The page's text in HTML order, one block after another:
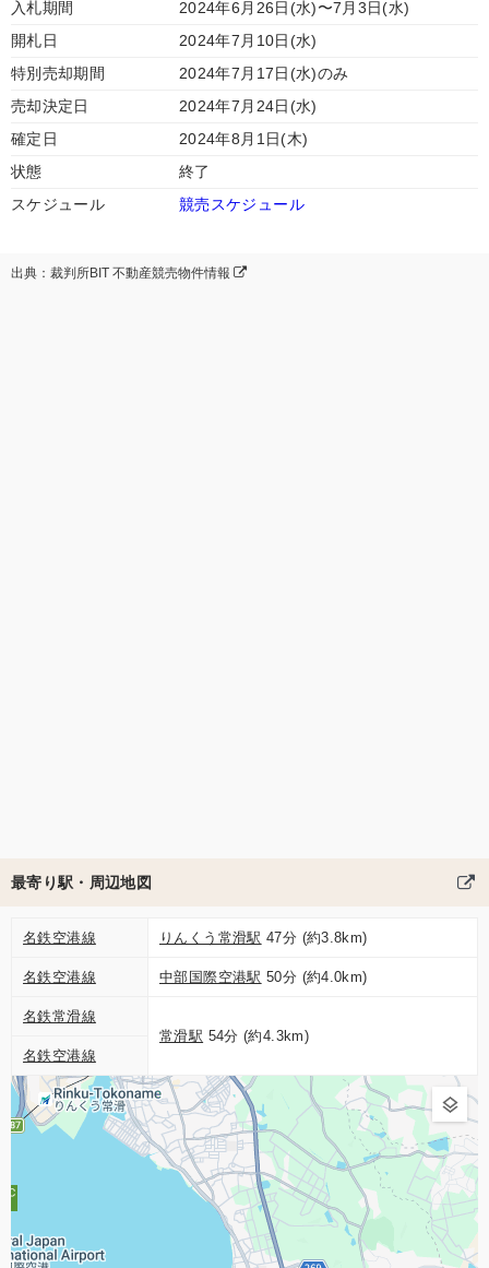
入札期間
2024年6月26日(水)〜7月3日(水)
開札日
2024年7月10日(水)
特別売却期間
2024年7月17日(水)のみ
売却決定日
2024年7月24日(水)
確定日
2024年8月1日(木)
状態
終了
スケジュール
競売スケジュール
出典：裁判所BIT 不動産競売物件情報
最寄り駅・周辺地図
名鉄空港線 りんくう常滑駅 47分 (約3.8km)
名鉄空港線 中部国際空港駅 50分 (約4.0km)
名鉄常滑線
常滑駅 54分 (約4.3km)
名鉄空港線